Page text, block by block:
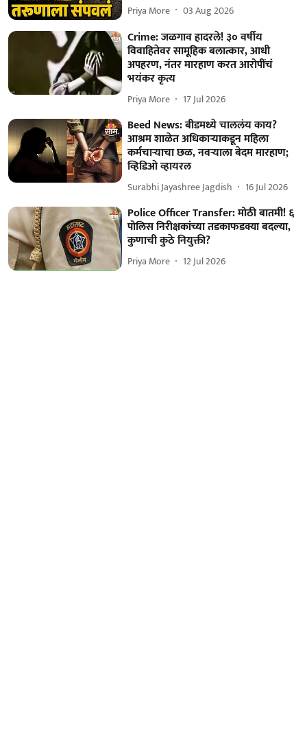
Priya More 03 Aug 2026
Crime: जळगाव हादरले! ३० वर्षीय
विवाहितेवर सामूहिक बलात्कार, आधी
अपहरण, नंतर मारहाण करत आरोपींचं
भयंकर कृत्य
Priya More 17 Jul 2026
Beed News: बीडमध्ये चाललंय काय?
आश्रम शाळेत अधिकाऱ्याकडून महिला
कर्मचाऱ्याचा छळ, नवऱ्याला बेदम मारहाण;
व्हिडिओ व्हायरल
Surabhi Jayashree Jagdish 16 Jul 2026
Police Officer Transfer: मोठी बातमी! ६
पोलिस निरीक्षकांच्या तडकाफडक्या बदल्या,
कुणाची कुठे नियुक्ती?
Priya More 12 Jul 2026